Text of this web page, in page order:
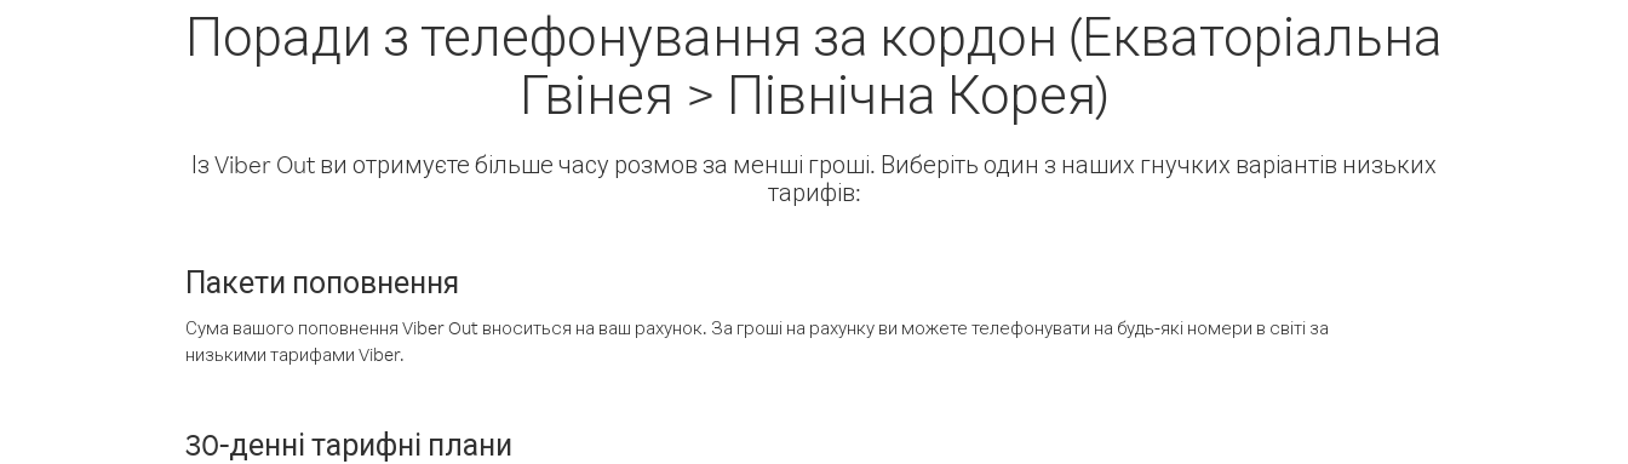
Поради з телефонування за кордон (Екваторіальна
Гвінея > Північна Корея)
Із Viber Out ви отримуєте більше часу розмов за менші гроші. Виберіть один з наших гнучких варіантів низьких
тарифів:
Пакети поповнення
Сума вашого поповнення Viber Out вноситься на ваш рахунок. За гроші на рахунку ви можете телефонувати на будь-які номери в світі за
низькими тарифами Viber.
30-денні тарифні плани